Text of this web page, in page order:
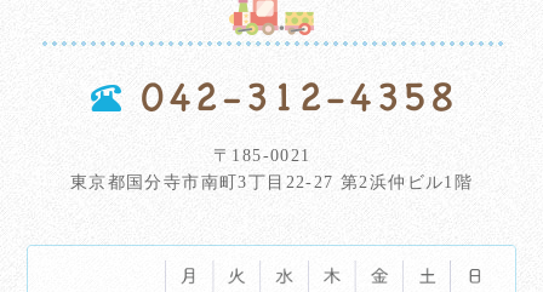
〒185-0021
東京都国分寺市南町3丁目22-27 第2浜仲ビル1階